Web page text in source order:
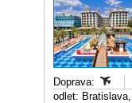
Doprava:
odlet: